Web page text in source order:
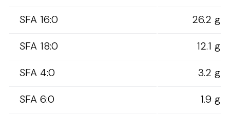
SFA 16:0
26.2 g
SFA 18:0
12.1 g
SFA 4:0
3.2 g
SFA 6:0
1.9 g